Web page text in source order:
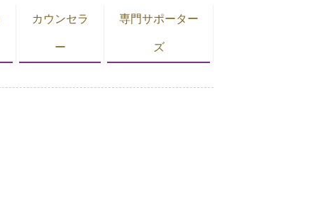
カウンセラ
ー
専門サポーター
ズ